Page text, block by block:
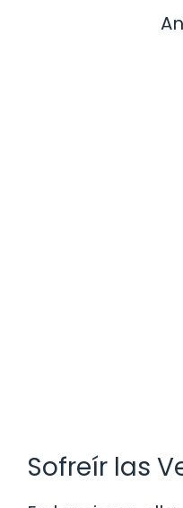
Sofreír las